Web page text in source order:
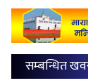
सम्बन्धित